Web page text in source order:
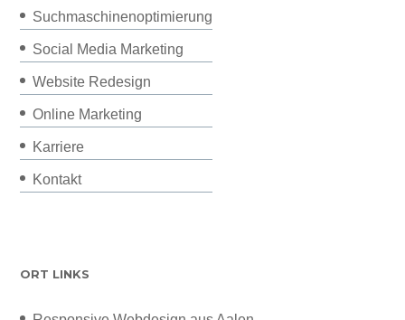
Suchmaschinenoptimierung
Social Media Marketing
Website Redesign
Online Marketing
Karriere
Kontakt
ORT LINKS